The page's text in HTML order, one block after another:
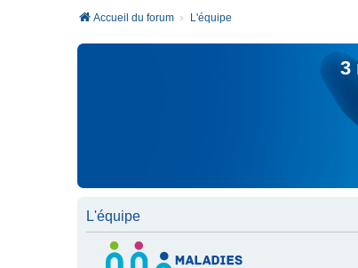
Accueil du forum L'équipe
3
L'équipe